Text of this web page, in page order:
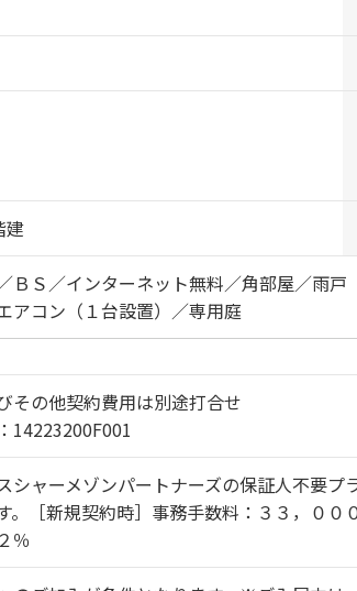
建
ＢＳ／インターネット無料／角部屋／雨
アコン（１台設置）／専用庭
その他契約費用は別途打合せ
14223200F001
シャーメゾンパートナーズの保証人不要
。［新規契約時］事務手数料：３３，０
％